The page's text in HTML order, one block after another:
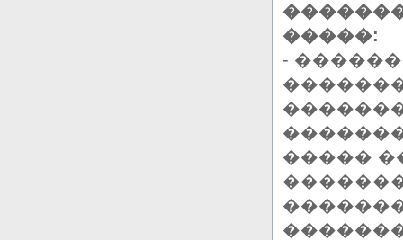
�����:
-
�����